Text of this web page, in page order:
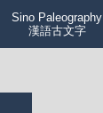
Sino Paleography
漢語古文字